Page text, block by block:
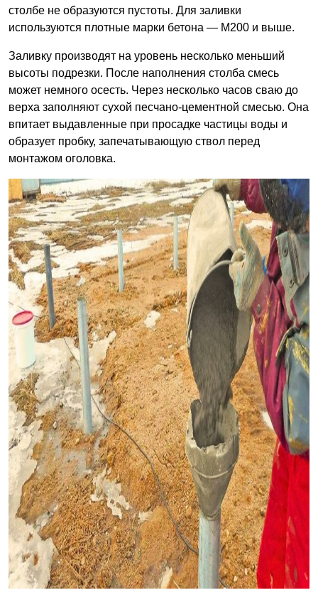
столбе не образуются пустоты. Для заливки
используются плотные марки бетона — М200 и выше.
Заливку производят на уровень несколько меньший
высоты подрезки. После наполнения столба смесь
может немного осесть. Через несколько часов сваю до
верха заполняют сухой песчано-цементной смесью. Она
впитает выдавленные при просадке частицы воды и
образует пробку, запечатывающую ствол перед
монтажом оголовка.